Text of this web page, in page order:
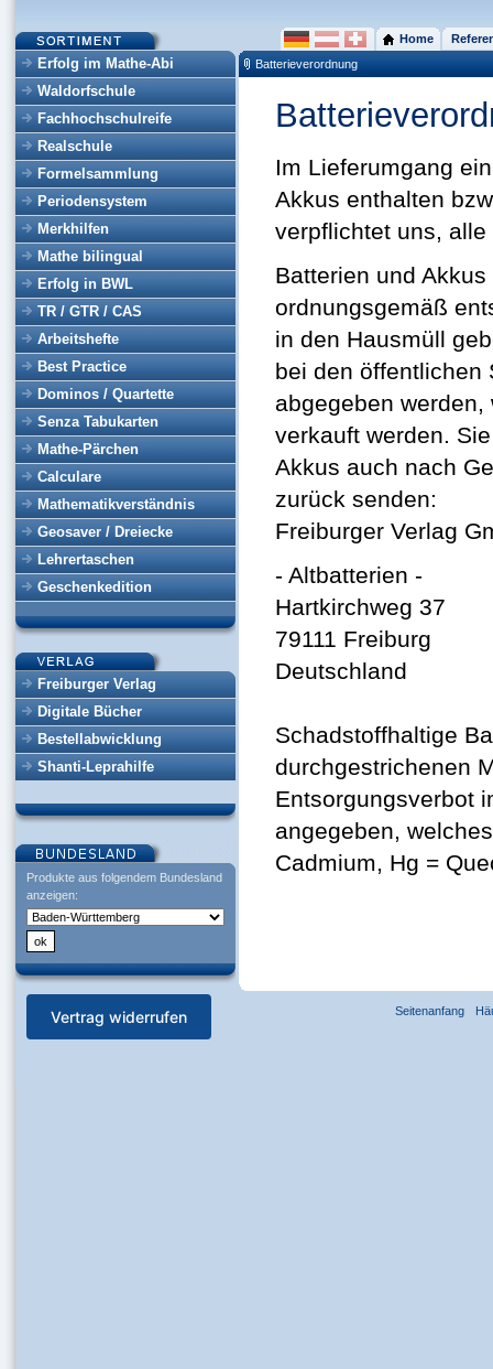
Erfolg im Mathe-Abi
Waldorfschule
Fachhochschulreife
Realschule
Formelsammlung
Periodensystem
Merkhilfen
Mathe bilingual
Erfolg in BWL
TR / GTR / CAS
Arbeitshefte
Best Practice
Dominos / Quartette
Senza Tabukarten
Mathe-Pärchen
Calculare
Mathematikverständnis
Geosaver / Dreiecke
Lehrertaschen
Geschenkedition
Freiburger Verlag
Digitale Bücher
Bestellabwicklung
Shanti-Leprahilfe
Produkte aus folgendem Bundesland
anzeigen:
Vertrag widerrufen
Home
Batterieverordnung
Im Lieferumgang
Akkus enthalten
verpflichtet uns,
Batterien und
ordnungsgemäß
in den Hausmüll
bei den öffentlichen
abgegeben
verkauft werden.
Akkus auch nach
zurück senden:
Freiburger Verlag
- Altbatterien -
Hartkirchweg 37
79111 Freiburg
Deutschland
Schadstoffhaltige
durchgestrichenen
Entsorgungsverbot
angegeben,
Cadmium, Hg =
Seitenanfang